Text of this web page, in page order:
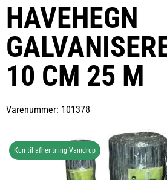
HAVEHEGN
10 CM 25 M
Varenummer: 101378
Kun til afhentning Vamdrup